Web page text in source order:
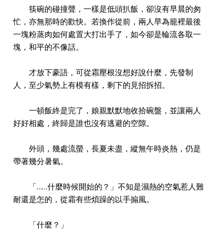
筷碗的碰撞聲，一樣是低頭扒飯，卻沒有早晨的匆
忙，亦無那時的歡快。若換作從前，兩人早為籠裡最後
一塊粉蒸肉如何處置大打出手了，如今卻是輪流各取一
塊，和平的不像話。
才放下豪語，可從霜壓根沒想好說什麼，先發制
人，至少氣勢上有模有樣，剩下的見招拆招。
一頓飯終是完了，娘親默默地收拾碗盤，並讓兩人
好好相處，終歸是誰也沒有逃避的空隙。
外頭，幾處流螢，長夏未盡，縱無午時炎熱，仍是
帶著幾分暑氣。
「……什麼時候開始的？」不知是濕熱的空氣惹人難
耐還是怎的，從霜有些煩躁的以手搧風。
「什麼？」